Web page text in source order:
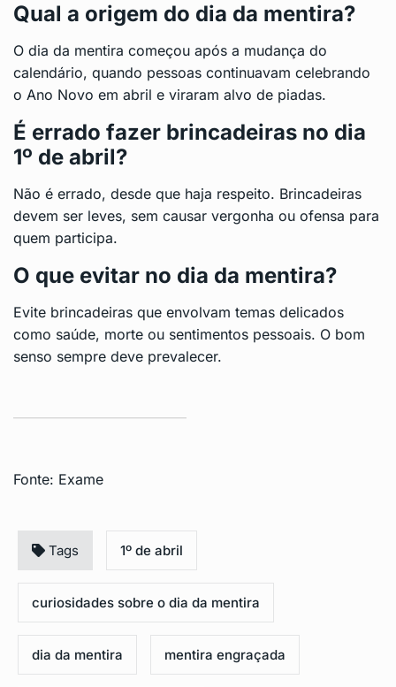
Qual a origem do dia da mentira?
O dia da mentira começou após a mudança do
calendário, quando pessoas continuavam celebrando
o Ano Novo em abril e viraram alvo de piadas.
É errado fazer brincadeiras no dia
1º de abril?
Não é errado, desde que haja respeito. Brincadeiras
devem ser leves, sem causar vergonha ou ofensa para
quem participa.
O que evitar no dia da mentira?
Evite brincadeiras que envolvam temas delicados
como saúde, morte ou sentimentos pessoais. O bom
senso sempre deve prevalecer.
Fonte: Exame
Tags 1º de abril
curiosidades sobre o dia da mentira
dia da mentira mentira engraçada